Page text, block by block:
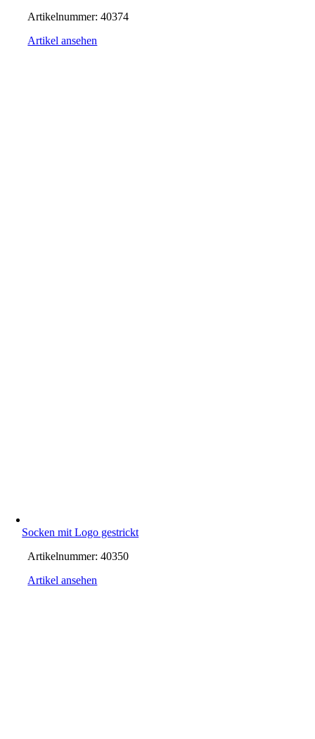
Artikelnummer:40374
Artikel ansehen
Socken mit Logo gestrickt
Artikelnummer:40350
Artikel ansehen